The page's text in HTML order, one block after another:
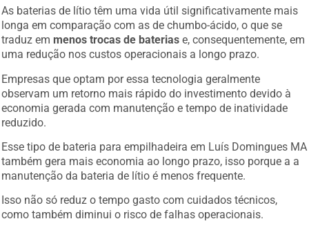
As baterias de lítio têm uma vida útil significativamente mais
longa em comparação com as de chumbo-ácido, o que se
traduz em menos trocas de baterias e, consequentemente, em
uma redução nos custos operacionais a longo prazo.
Empresas que optam por essa tecnologia geralmente
observam um retorno mais rápido do investimento devido à
economia gerada com manutenção e tempo de inatividade
reduzido.
Esse tipo de bateria para empilhadeira em Luís Domingues MA
também gera mais economia ao longo prazo, isso porque a a
manutenção da bateria de lítio é menos frequente.
Isso não só reduz o tempo gasto com cuidados técnicos,
como também diminui o risco de falhas operacionais.